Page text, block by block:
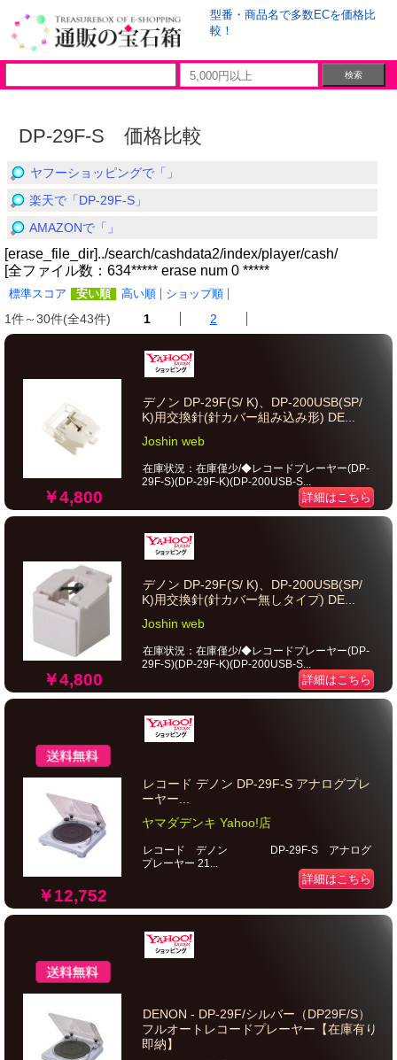
型番・商品名で多数ECを価格比
較！
DP-29F-S 価格比較
ヤフーショッピングで「」
楽天で「DP-29F-S」
AMAZONで「」
[erase_file_dir]../search/cashdata2/index/player/cash/
[全ファイル数：634***** erase num 0 *****
標準スコア 安い順 高い順 ショップ順
1件～30件(全43件) 1 2
￥4,800
デノン DP-29F(S/ K)、DP-200USB(SP/
K)用交換針(針カバー組み込み形) DE...
Joshin web
在庫状況：在庫僅少/◆レコードプレーヤー(DP-
29F-S)(DP-29F-K)(DP-200USB-S...
詳細はこちら
￥4,800
デノン DP-29F(S/ K)、DP-200USB(SP/
K)用交換針(針カバー無しタイプ) DE...
Joshin web
在庫状況：在庫僅少/◆レコードプレーヤー(DP-
29F-S)(DP-29F-K)(DP-200USB-S...
詳細はこちら
￥12,752
レコード デノン DP-29F-S アナログプレ
ーヤー...
ヤマダデンキ Yahoo!店
レコード デノン DP-29F-S アナログ
プレーヤー 21...
詳細はこちら
DENON - DP-29F/シルバー（DP29F/S）
フルオートレコードプレーヤー【在庫有り
即納】